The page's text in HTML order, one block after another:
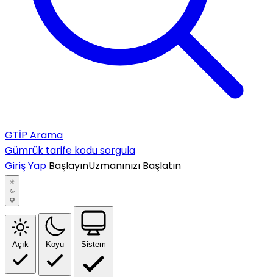
GTİP Arama
Gümrük tarife kodu sorgula
Giriş Yap BaşlayınUzmanınızı Başlatın
Açık Koyu Sistem